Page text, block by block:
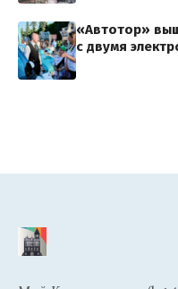
«Автотор»
с двумя